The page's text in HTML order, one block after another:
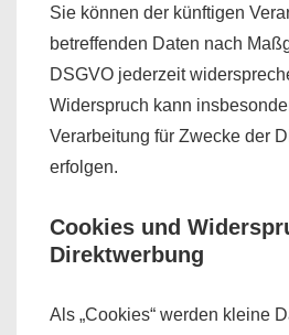
Sie können der künftigen
betreffenden Daten nach
DSGVO jederzeit
Widerspruch kann
Verarbeitung für Zwecke der
erfolgen.
Cookies und
Direktwerbung
Als „Cookies“ werden kleine